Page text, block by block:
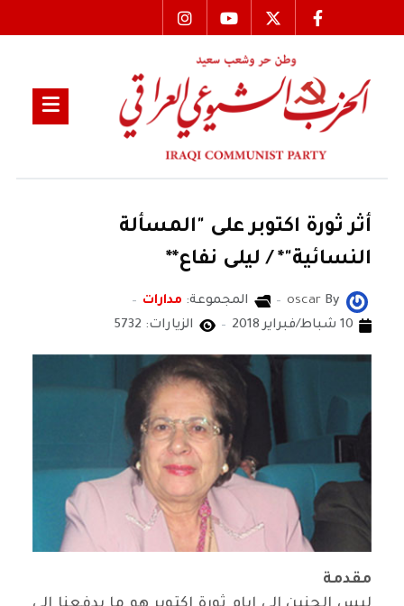
أثر ثورة اكتوبر على "المسألة
النسائية"* / ليلى نفاع**
By
oscar المجموعة: مدارات
10 شباط/فبراير 2018
الزيارات: 5732
مقدمة